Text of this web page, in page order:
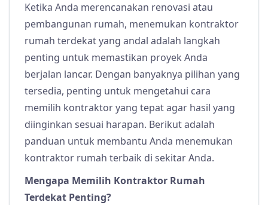
Ketika Anda merencanakan renovasi atau
pembangunan rumah, menemukan kontraktor
rumah terdekat yang andal adalah langkah
penting untuk memastikan proyek Anda
berjalan lancar. Dengan banyaknya pilihan yang
tersedia, penting untuk mengetahui cara
memilih kontraktor yang tepat agar hasil yang
diinginkan sesuai harapan. Berikut adalah
panduan untuk membantu Anda menemukan
kontraktor rumah terbaik di sekitar Anda.
Mengapa Memilih Kontraktor Rumah
Terdekat Penting?